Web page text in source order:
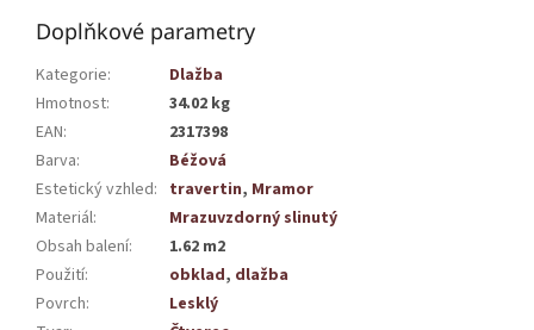
Doplňkové parametry
Kategorie:
Dlažba
Hmotnost:
34.02 kg
EAN:
2317398
Barva:
Béžová
Estetický vzhled: travertin, Mramor
Materiál:
Mrazuvzdorný slinutý
Obsah balení:
1.62 m2
Použití: obklad, dlažba
Povrch:
Lesklý